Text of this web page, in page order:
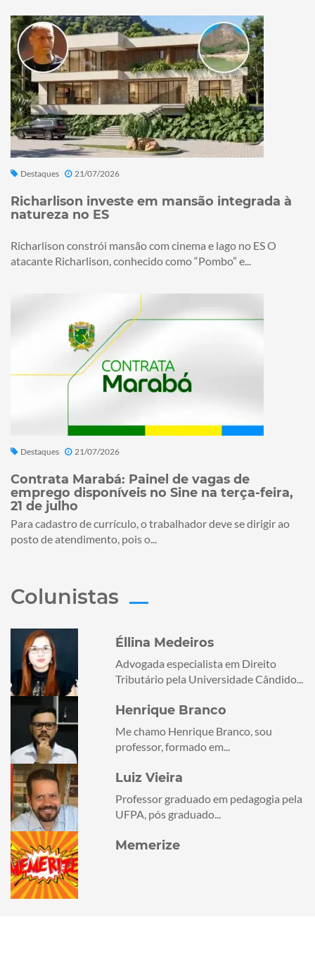
Destaques 21/07/2026
Richarlison investe em mansão integrada à
natureza no ES
Richarlison constrói mansão com cinema e lago no ES O
atacante Richarlison, conhecido como “Pombo” e...
Destaques 21/07/2026
Contrata Marabá: Painel de vagas de
emprego disponíveis no Sine na terça-feira,
21 de julho
Para cadastro de currículo, o trabalhador deve se dirigir ao
posto de atendimento, pois o...
Colunistas
Éllina Medeiros
Advogada especialista em Direito
Tributário pela Universidade Cândido...
Henrique Branco
Me chamo Henrique Branco, sou
professor, formado em...
Luiz Vieira
Professor graduado em pedagogia pela
UFPA, pós graduado...
Memerize